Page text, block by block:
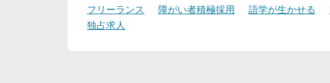
フリーランス
障がい者積極採用 語学が生かせる
独占求人